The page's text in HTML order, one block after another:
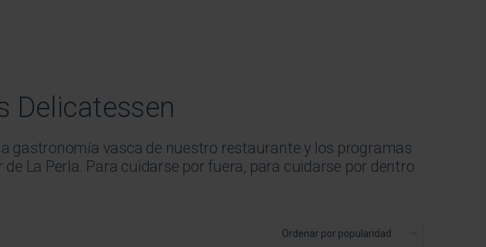
Delicatessen
gastronomía vasca de nuestro restaurante y los programas
de La Perla. Para cuidarse por fuera, para cuidarse por dentro